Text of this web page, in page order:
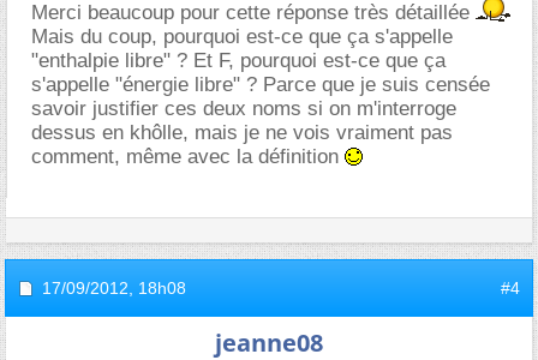
Merci beaucoup pour cette réponse très détaillée
Mais du coup, pourquoi est-ce que ça s'appelle
"enthalpie libre" ? Et F, pourquoi est-ce que ça
s'appelle "énergie libre" ? Parce que je suis censée
savoir justifier ces deux noms si on m'interroge
dessus en khôlle, mais je ne vois vraiment pas
comment, même avec la définition
17/09/2012, 18h08 #4
jeanne08